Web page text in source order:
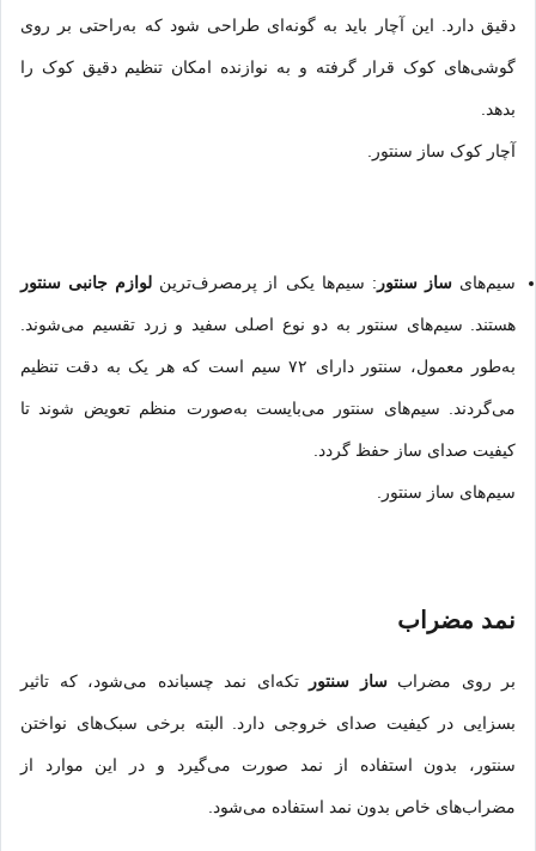
دقیق دارد. این آچار باید به گونه‌ای طراحی شود که به‌راحتی بر روی
گوشی‌های کوک قرار گرفته و به نوازنده امکان تنظیم دقیق کوک را
بدهد.
آچار کوک ساز سنتور.
سیم‌هایساز سنتور : سیم‌ها یکی از پرمصرف‌ترین لوازم جانبی سنتور
هستند. سیم‌های سنتور به دو نوع اصلی سفید و زرد تقسیم می‌شوند.
به‌طور معمول، سنتور دارای ۷۲ سیم است که هر یک به دقت تنظیم
می‌گردند. سیم‌های سنتور می‌بایست به‌صورت منظم تعویض شوند تا
کیفیت صدای ساز حفظ گردد.
سیم‌های ساز سنتور.
نمد مضراب
بر روی مضرابساز سنتور تکه‌ای نمد چسبانده می‌شود، که تاثیر
بسزایی در کیفیت صدای خروجی دارد. البته برخی سبک‌های نواختن
سنتور، بدون استفاده از نمد صورت می‌گیرد و در این موارد از
مضراب‌های خاص بدون نمد استفاده می‌شود.